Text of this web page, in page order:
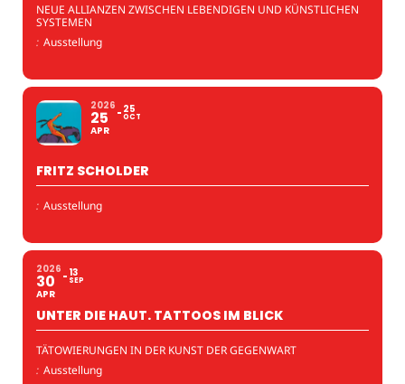
NEUE ALLIANZEN ZWISCHEN LEBENDIGEN UND KÜNSTLICHEN
SYSTEMEN
: Ausstellung
2026
25
APR
25
OCT
FRITZ SCHOLDER
: Ausstellung
2026
30
APR
13
SEP
UNTER DIE HAUT. TATTOOS IM BLICK
TÄTOWIERUNGEN IN DER KUNST DER GEGENWART
: Ausstellung